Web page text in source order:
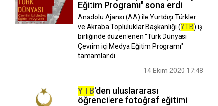
Eğitim Programı" sona erdi
Anadolu Ajansı (AA) ile Yurtdışı Türkler
ve Akraba Topluluklar Başkanlığı (YTB) iş
birliğinde düzenlenen "Türk Dünyası
Çevrim içi Medya Eğitim Programı"
tamamlandı.
14 Ekim 2020 17:48
YTB'den uluslararası
öğrencilere fotoğraf eğitimi